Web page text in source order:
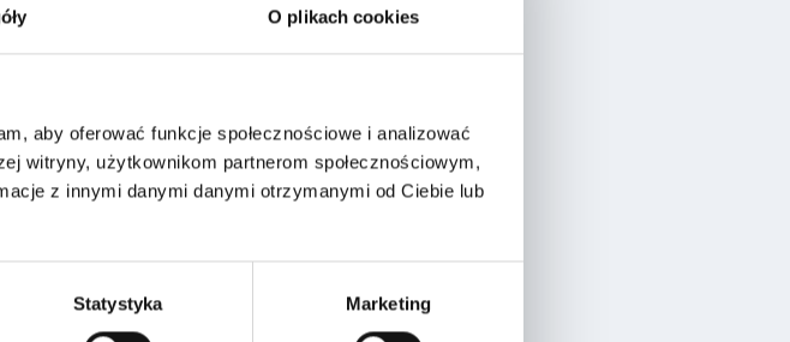
O plikach cookies
aby oferować funkcje społecznościowe i analizować
witryny, użytkownikom partnerom społecznościowym,
z innymi danymi danymi otrzymanymi od Ciebie lub
Statystyka Marketing
flotę